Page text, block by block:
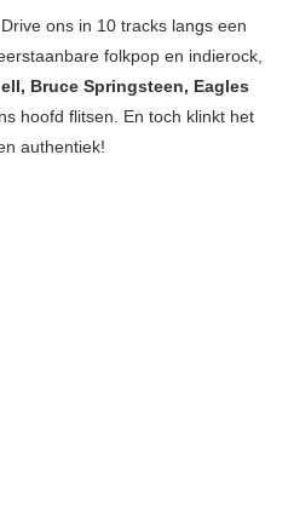
ons in 10 tracks langs een
folkpop en indierock,
Bruce Springsteen, Eagles
hoofd flitsen. En toch klinkt het
authentiek!